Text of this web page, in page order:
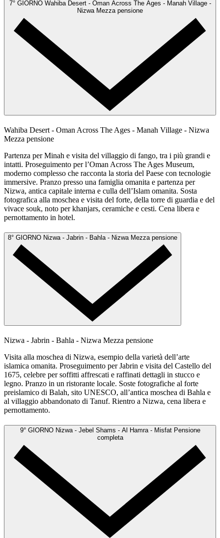
7° GIORNO Wahiba Desert - Oman Across The Ages - Manah Village -
Nizwa Mezza pensione
Wahiba Desert - Oman Across The Ages - Manah Village - Nizwa
Mezza pensione
Partenza per Minah e visita del villaggio di fango, tra i più grandi e
intatti. Proseguimento per l’Oman Across The Ages Museum,
moderno complesso che racconta la storia del Paese con tecnologie
immersive. Pranzo presso una famiglia omanita e partenza per
Nizwa, antica capitale interna e culla dell’Islam omanita. Sosta
fotografica alla moschea e visita del forte, della torre di guardia e del
vivace souk, noto per khanjars, ceramiche e cesti. Cena libera e
pernottamento in hotel.
8° GIORNO Nizwa - Jabrin - Bahla - Nizwa Mezza pensione
Nizwa - Jabrin - Bahla - Nizwa Mezza pensione
Visita alla moschea di Nizwa, esempio della varietà dell’arte
islamica omanita. Proseguimento per Jabrin e visita del Castello del
1675, celebre per soffitti affrescati e raffinati dettagli in stucco e
legno. Pranzo in un ristorante locale. Soste fotografiche al forte
preislamico di Balah, sito UNESCO, all’antica moschea di Bahla e
al villaggio abbandonato di Tanuf. Rientro a Nizwa, cena libera e
pernottamento.
9° GIORNO Nizwa - Jebel Shams - Al Hamra - Misfat Pensione
completa